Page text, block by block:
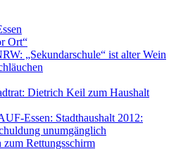
Ort“
„Sekundarschule“ ist alter Wein
Dietrich Keil zum Haushalt
Essen: Stadthaushalt 2012:
unumgänglich
zum Rettungsschirm